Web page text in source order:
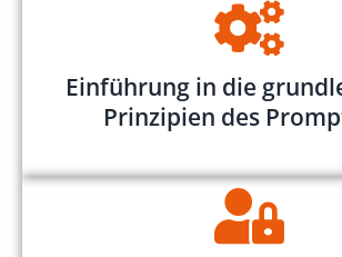
Einführung in die
Prinzipien des